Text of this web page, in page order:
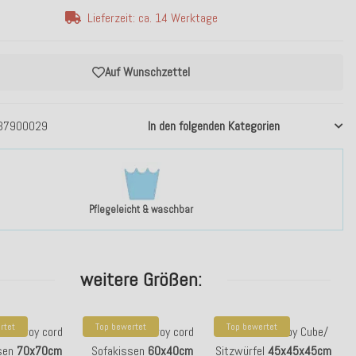
Pflegeleicht & waschbar
In den folgenden Kategorien
Auf Wunschzettel
Lieferzeit: ca. 14 Werktage
weitere Größen:
Corduroy cord
70x70cm
Top bewertet
H.O.C.K. Corduroy cord
Sofakissen 60x40cm
Top bewertet
H.O.C.K. Corduroy Cube/
Sitzwürfel 45x45x45cm